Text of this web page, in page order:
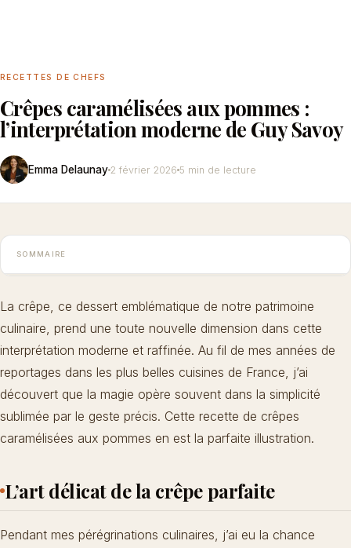
RECETTES DE CHEFS
Crêpes caramélisées aux pommes :
l’interprétation moderne de Guy Savoy
Emma Delaunay 2 février 2026 5 min de lecture
SOMMAIRE
La crêpe, ce dessert emblématique de notre patrimoine
culinaire, prend une toute nouvelle dimension dans cette
interprétation moderne et raffinée. Au fil de mes années de
reportages dans les plus belles cuisines de France, j’ai
découvert que la magie opère souvent dans la simplicité
sublimée par le geste précis. Cette recette de crêpes
caramélisées aux pommes en est la parfaite illustration.
L’art délicat de la crêpe parfaite
Pendant mes pérégrinations culinaires, j’ai eu la chance